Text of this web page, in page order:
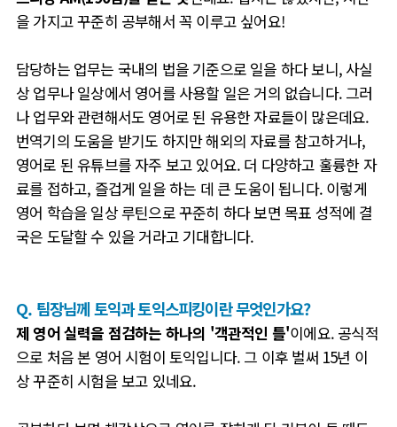
을 가지고 꾸준히 공부해서 꼭 이루고 싶어요!
담당하는 업무는 국내의 법을 기준으로 일을 하다 보니, 사실
상 업무나 일상에서 영어를 사용할 일은 거의 없습니다. 그러
나 업무와 관련해서도 영어로 된 유용한 자료들이 많은데요.
번역기의 도움을 받기도 하지만 해외의 자료를 참고하거나,
영어로 된 유튜브를 자주 보고 있어요. 더 다양하고 훌륭한 자
료를 접하고, 즐겁게 일을 하는 데 큰 도움이 됩니다. 이렇게
영어 학습을 일상 루틴으로 꾸준히 하다 보면 목표 성적에 결
국은 도달할 수 있을 거라고 기대합니다.
Q. 팀장님께 토익과 토익스피킹이란 무엇인가요?
제 영어 실력을 점검하는 하나의 '객관적인 틀'이에요. 공식적
으로 처음 본 영어 시험이 토익입니다. 그 이후 벌써 15년 이
상 꾸준히 시험을 보고 있네요.